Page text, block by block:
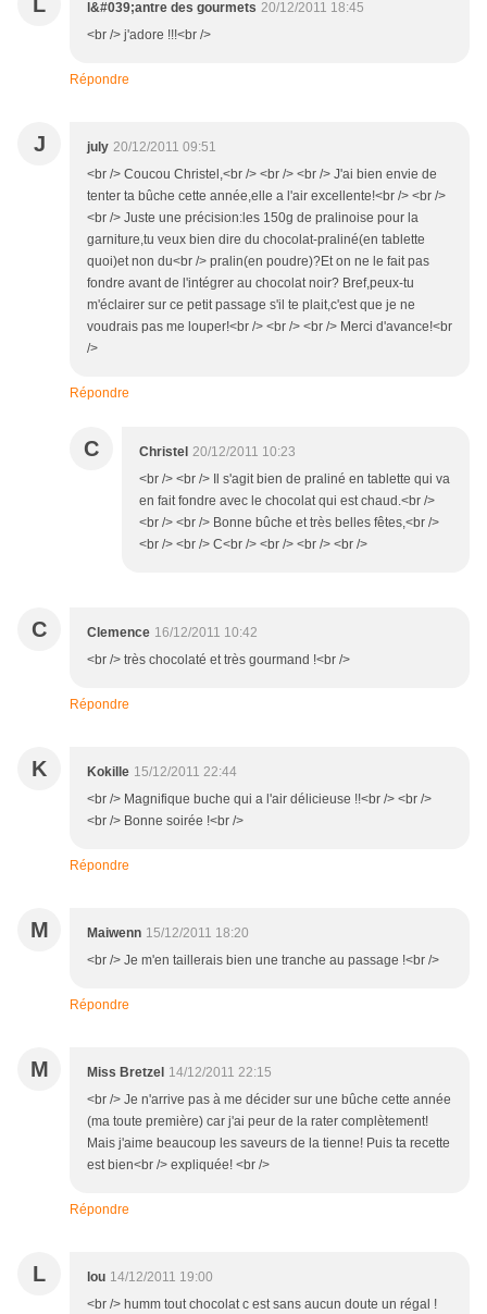
l&#039;antre des gourmets 20/12/2011 18:45
<br /> j'adore !!!<br />
Répondre
J july 20/12/2011 09:51
<br /> Coucou Christel,<br /> <br /> <br /> J'ai bien envie de
tenter ta bûche cette année,elle a l'air excellente!<br /> <br />
<br /> Juste une précision:les 150g de pralinoise pour la
garniture,tu veux bien dire du chocolat-praliné(en tablette
quoi)et non du<br /> pralin(en poudre)?Et on ne le fait pas
fondre avant de l'intégrer au chocolat noir? Bref,peux-tu
m'éclairer sur ce petit passage s'il te plait,c'est que je ne
voudrais pas me louper!<br /> <br /> <br /> Merci d'avance!<br
/>
Répondre
C Christel 20/12/2011 10:23
<br /> <br /> Il s'agit bien de praliné en tablette qui va
en fait fondre avec le chocolat qui est chaud.<br />
<br /> <br /> Bonne bûche et très belles fêtes,<br />
<br /> <br /> C<br /> <br /> <br /> <br />
C Clemence 16/12/2011 10:42
<br /> très chocolaté et très gourmand !<br />
Répondre
K Kokille 15/12/2011 22:44
<br /> Magnifique buche qui a l'air délicieuse !!<br /> <br />
<br /> Bonne soirée !<br />
Répondre
M Maiwenn 15/12/2011 18:20
<br /> Je m'en taillerais bien une tranche au passage !<br />
Répondre
M Miss Bretzel 14/12/2011 22:15
<br /> Je n'arrive pas à me décider sur une bûche cette année
(ma toute première) car j'ai peur de la rater complètement!
Mais j'aime beaucoup les saveurs de la tienne! Puis ta recette
est bien<br /> expliquée! <br />
Répondre
L lou 14/12/2011 19:00
<br /> humm tout chocolat c est sans aucun doute un régal !